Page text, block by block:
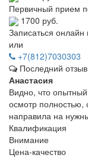
Первичный прием
1700 руб.
Записаться
или
+7(812)7030303
Последний отзыв
Анастасия
Видно, что
осмотр полностью,
направила на
Квалификация
Внимание
Цена-качество